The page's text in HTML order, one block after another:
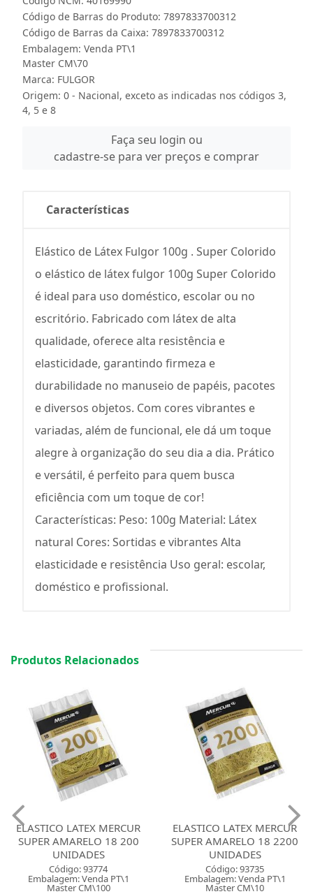
Código de Barras do Produto: 7897833700312
Código de Barras da Caixa: 7897833700312
Embalagem: Venda PT\1
Master CM\70
Marca: FULGOR
Origem: 0 - Nacional, exceto as indicadas nos códigos 3,
4, 5 e 8
Faça seu login ou
cadastre-se para ver preços e comprar
Características
Elástico de Látex Fulgor 100g . Super Colorido
o elástico de látex fulgor 100g Super Colorido
é ideal para uso doméstico, escolar ou no
escritório. Fabricado com látex de alta
qualidade, oferece alta resistência e
elasticidade, garantindo firmeza e
durabilidade no manuseio de papéis, pacotes
e diversos objetos. Com cores vibrantes e
variadas, além de funcional, ele dá um toque
alegre à organização do seu dia a dia. Prático
e versátil, é perfeito para quem busca
eficiência com um toque de cor!
Características: Peso: 100g Material: Látex
natural Cores: Sortidas e vibrantes Alta
elasticidade e resistência Uso geral: escolar,
doméstico e profissional.
Produtos Relacionados
ELASTICO LATEX MERCUR
SUPER AMARELO 18 200
UNIDADES
Código: 93774
Embalagem: Venda PT\1
Master CM\100
ELASTICO LATEX MERCUR
SUPER AMARELO 18 2200
UNIDADES
Código: 93735
Embalagem: Venda PT\1
Master CM\10